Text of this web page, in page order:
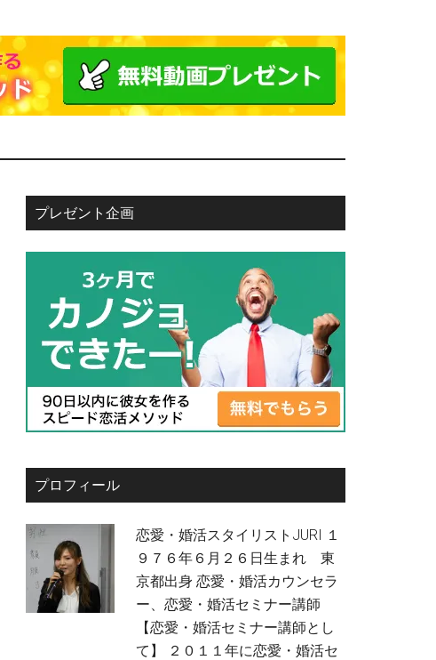
プレゼント企画
プロフィール
恋愛・婚活スタイリストJURI １
９７６年６月２６日生まれ 東
京都出身 恋愛・婚活カウンセラ
ー、恋愛・婚活セミナー講師
【恋愛・婚活セミナー講師とし
て】 ２０１１年に恋愛・婚活セ